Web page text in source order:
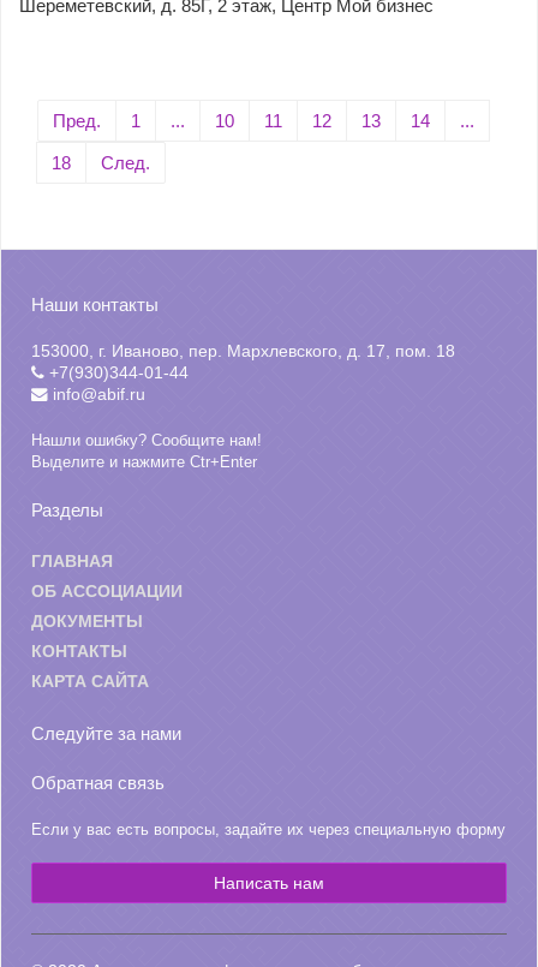
Шереметевский, д. 85Г, 2 этаж, Центр Мой бизнес
Пред. 1 ... 10 11 12 13 14 ...
18 След.
Наши контакты
153000, г. Иваново, пер. Мархлевского, д. 17, пом. 18
+7(930)344-01-44
info@abif.ru
Нашли ошибку? Сообщите нам!
Выделите и нажмите Ctr+Enter
Разделы
ГЛАВНАЯ
ОБ АССОЦИАЦИИ
ДОКУМЕНТЫ
КОНТАКТЫ
КАРТА САЙТА
Следуйте за нами
Обратная связь
Если у вас есть вопросы, задайте их через специальную форму
Написать нам